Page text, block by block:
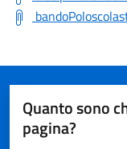
Quanto sono
pagina?